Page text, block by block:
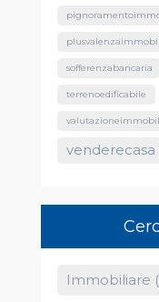
sofferenzabancaria
terrenoedificabile
venderecasa
Immobiliare